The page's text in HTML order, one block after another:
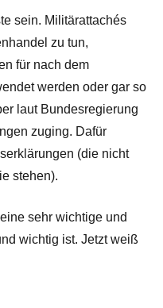
sein. Militärattachés
zu tun,
für nach dem
werden oder gar so
laut Bundesregierung
zuging. Dafür
(die nicht
stehen).
sehr wichtige und
wichtig ist. Jetzt weiß